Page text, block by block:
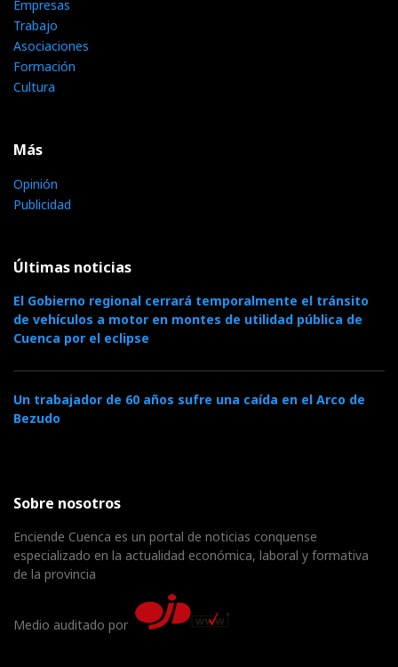
Empresas
Trabajo
Asociaciones
Formación
Cultura
Más
Opinión
Publicidad
Últimas noticias
El Gobierno regional cerrará temporalmente el tránsito
de vehículos a motor en montes de utilidad pública de
Cuenca por el eclipse
Un trabajador de 60 años sufre una caída en el Arco de
Bezudo
Sobre nosotros
Enciende Cuenca es un portal de noticias conquense
especializado en la actualidad económica, laboral y formativa
de la provincia
Medio auditado por